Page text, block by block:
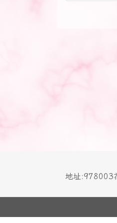
地址:978003